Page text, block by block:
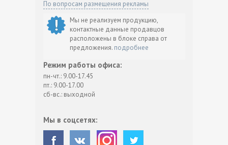
По вопросам размещения рекламы
Мы не реализуем продукцию,
контактные данные продавцов
расположены в блоке справа от
предложения. подробнее
Режим работы офиса:
пн-чт.: 9.00-17.45
пт.: 9.00-17.00
сб-вс.: выходной
Мы в соцсетях: